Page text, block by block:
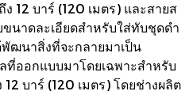
12 บาร์ (120 เมตร) และสายส
นาดละเอียดสำหรับใส่ทับชุดดำ
ฒนาสิ่งที่จะกลายมาเป็น
ที่ออกแบบมาโดยเฉพาะสำหรับ
บาร์ (120 เมตร) โดยช่างผลิต